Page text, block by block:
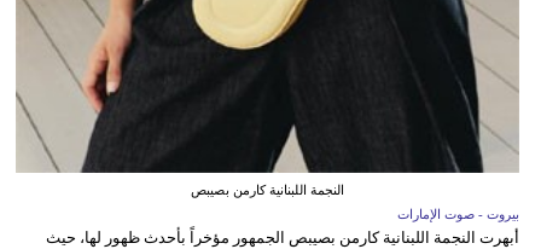
النجمة اللبنانية كارمن بصيبص
بيروت - صوت الإمارات
أبهرت النجمة اللبنانية كارمن بصيبص الجمهور مؤخراً بأحدث ظهور لها، حيث